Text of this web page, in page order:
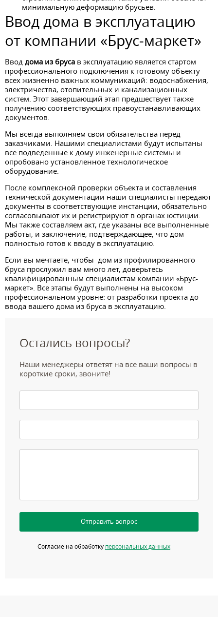
минимальную деформацию брусьев.
Ввод дома в эксплуатацию
от компании «Брус-маркет»
Ввод дома из бруса в эксплуатацию является стартом
профессионального подключения к готовому объекту
всех жизненно важных коммуникаций: водоснабжения,
электричества, отопительных и канализационных
систем. Этот завершающий этап предшествует также
получению соответствующих правоустанавливающих
документов.
Мы всегда выполняем свои обязательства перед
заказчиками. Нашими специалистами будут испытаны
все подведенные к дому инженерные системы и
опробовано установленное технологическое
оборудование.
После комплексной проверки объекта и составления
технической документации наши специалисты передают
документы в соответствующие инстанции, обязательно
согласовывают их и регистрируют в органах юстиции.
Мы также составляем акт, где указаны все выполненные
работы, и заключение, подтверждающее, что дом
полностью готов к вводу в эксплуатацию.
Если вы мечтаете, чтобы дом из профилированного
бруса прослужил вам много лет, доверьтесь
квалифицированным специалистам компании «Брус-
маркет». Все этапы будут выполнены на высоком
профессиональном уровне: от разработки проекта до
ввода вашего дома из бруса в эксплуатацию.
Остались вопросы?
Наши менеджеры ответят на все ваши вопросы в
короткие сроки, звоните!
Отправить вопрос
Согласие на обработку персональных данных